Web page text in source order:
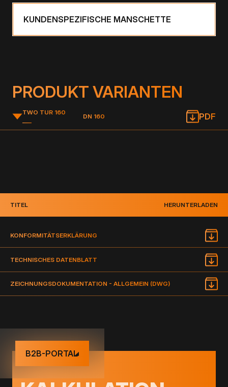
KUNDENSPEZIFISCHE MANSCHETTE
PRODUKT VARIANTEN
TWO TUR 160
DN 160 PDF
TITEL HERUNTERLADEN
KONFORMITÄTSERKLÄRUNG
TECHNISCHES DATENBLATT
ZEICHNUNGSDOKUMENTATION - ALLGEMEIN (DWG)
B2B-PORTAL